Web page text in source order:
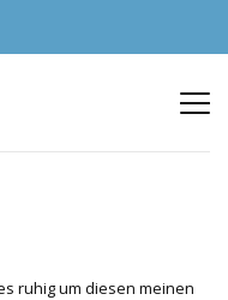
ruhig um diesen meinen